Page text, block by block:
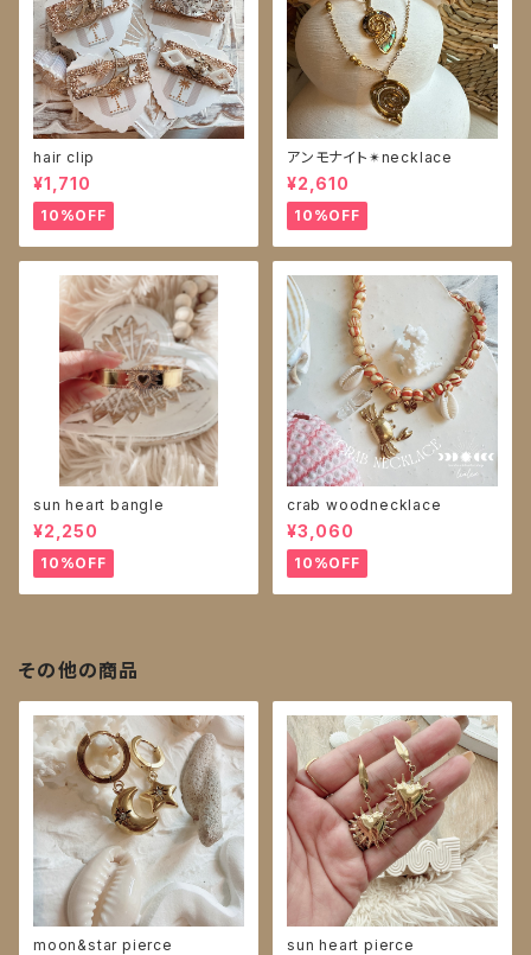
hair clip
¥1,710
10%OFF
アンモナイト✴︎necklace
¥2,610
10%OFF
sun heart bangle
¥2,250
10%OFF
crab woodnecklace
¥3,060
10%OFF
その他の商品
moon&star pierce sun heart pierce